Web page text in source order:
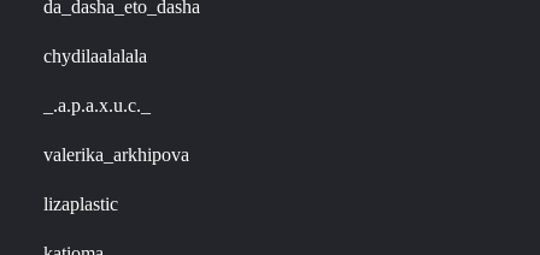
da_dasha_eto_dasha
chydilaalalala
_.a.p.a.x.u.c._
valerika_arkhipova
lizaplastic